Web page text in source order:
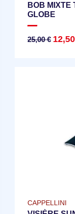
BOB MIXTE
GLOBE
25,00 €
CAPPELLINI